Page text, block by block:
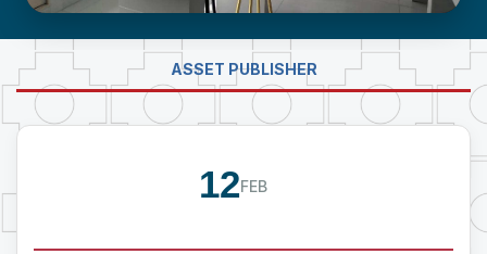
LABORATORIO DE INVESTIGACIÓN -
PROUMSA
ASSET PUBLISHER
12FEB